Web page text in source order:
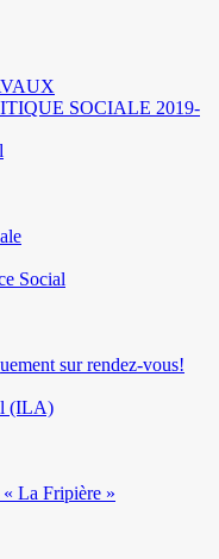
SOCIALE 2019-
Social
sur rendez-vous!
(ILA)
« La Fripière »